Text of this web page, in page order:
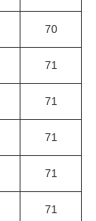
70
71
71
71
71
71